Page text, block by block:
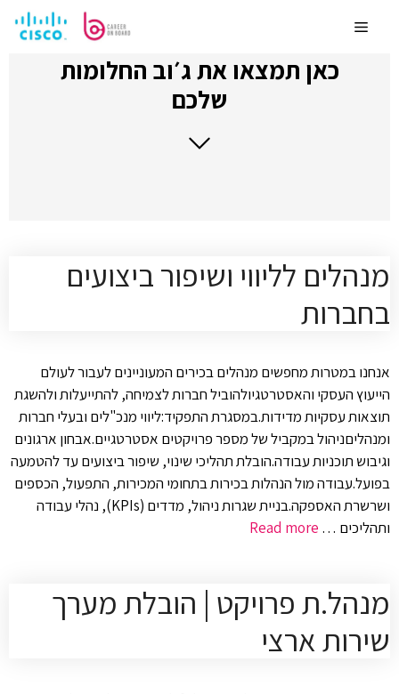
לתוכןMenu
כאן תמצאו את ג׳וב החלומות
שלכם
מנהלים לליווי ושיפור ביצועים
בחברות
אנחנו במטרות מחפשים מנהלים בכירים המעוניינים לעבור לעולם
הייעוץ העסקי והאסטרטגיולהוביל חברות לצמיחה, להתייעלות ולהשגת
תוצאות עסקיות מדידות.במסגרת התפקיד:ליווי מנכ"לים ובעלי חברות
ומנהליםניהול במקביל של מספר פרויקטים אסטרטגיים.אבחון ארגונים
וגיבוש תוכניות עבודה.הובלת תהליכי שינוי, שיפור ביצועים עד להטמעה
בפועל.עבודה מול הנהלות בכירות בתחומי המכירות, התפעול, הכספים
ושרשרת האספקה.בניית שגרות ניהול, מדדים (KPIs), נהלי עבודה
ותהליכים … Read more
מנהל.ת פרויקט | הובלת מערך
שירות ארצי